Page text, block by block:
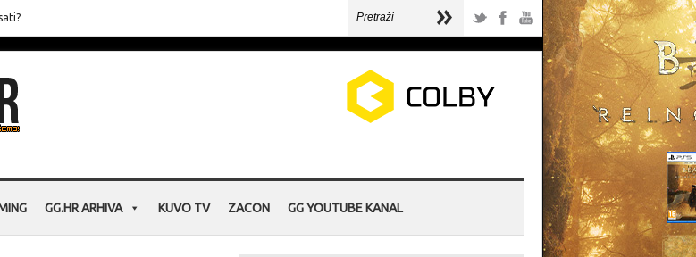
GG.HR ARHIVA KUVO TV ZACON GG YOUTUBE KANAL